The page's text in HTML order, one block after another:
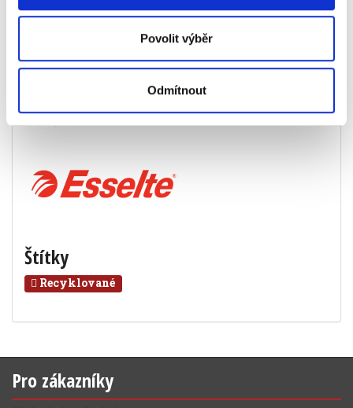
Povolit výběr
Odmítnout
Specifikace produktu
Značka
Štítky
Recyklované
Pro zákazníky